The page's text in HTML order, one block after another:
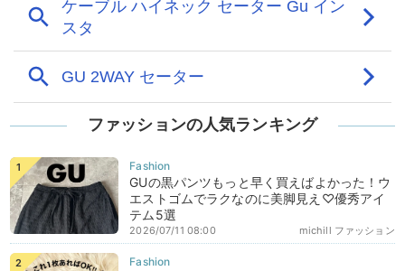
ファッションの人気ランキング
GUの黒パンツもっと早く買えばよかった！ウ
エストゴムでラクなのに美脚見え♡優秀アイ
テム5選
michill ファッション
2026/07/11 08:00